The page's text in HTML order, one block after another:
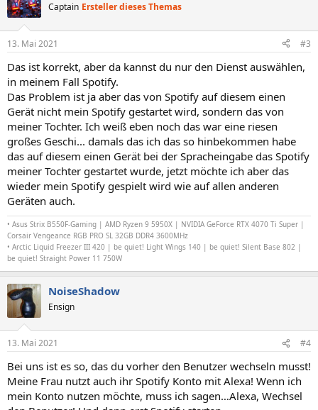
Captain Ersteller dieses Themas
13. Mai 2021 #3
Das ist korrekt, aber da kannst du nur den Dienst auswählen,
in meinem Fall Spotify.
Das Problem ist ja aber das von Spotify auf diesem einen
Gerät nicht mein Spotify gestartet wird, sondern das von
meiner Tochter. Ich weiß eben noch das war eine riesen
großes Geschi... damals das ich das so hinbekommen habe
das auf diesem einen Gerät bei der Spracheingabe das Spotify
meiner Tochter gestartet wurde, jetzt möchte ich aber das
wieder mein Spotify gespielt wird wie auf allen anderen
Geräten auch.
• Asus Strix B550F-Gaming | AMD Ryzen 9 5950X | NVIDIA GeForce RTX 4070 Ti Super |
Corsair Vengeance RGB PRO SL 32GB DDR4 3600MHz
• Arctic Liquid Freezer III 420 | be quiet! Light Wings 140 | be quiet! Silent Base 802 |
be quiet! Straight Power 11 750W
NoiseShadow
Ensign
13. Mai 2021 #4
Bei uns ist es so, das du vorher den Benutzer wechseln musst!
Meine Frau nutzt auch ihr Spotify Konto mit Alexa! Wenn ich
mein Konto nutzen möchte, muss ich sagen…Alexa, Wechsel